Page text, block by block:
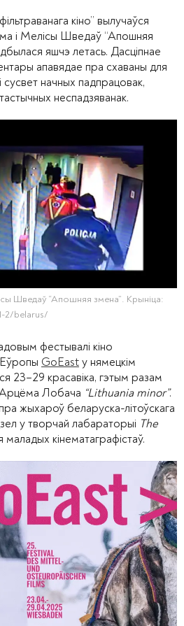
кіно” вылучаўся
і Мелісы Шведаў “Апошняя
яшчэ летась. Дасціпнае
апавядае пра схаваны для
сусвет начных падпрацовак,
неспадзяванак.
Шведаў “Апошняя змена”. Крыніца:
2/belarus/
фестывалі кіно
GoEastу нямецкім
23–29 красавіка, гэтым разам
Лобача “Lithuania minor”.
жыхароў беларуска-літоўскага
у творчай лабараторыі The
маладых кінематаграфістаў.